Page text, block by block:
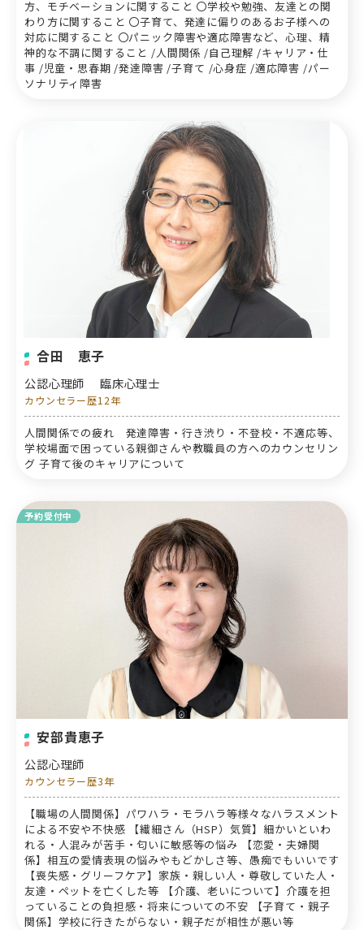
方、モチベーションに関すること 〇学校や勉強、友達との関
わり方に関すること 〇子育て、発達に偏りのあるお子様への
対応に関すること 〇パニック障害や適応障害など、心理、精
神的な不調に関すること /人間関係 /自己理解 /キャリア・仕
事 /児童・思春期 /発達障害 /子育て /心身症 /適応障害 /パー
ソナリティ障害
合田 恵子
公認心理師 臨床心理士
カウンセラー歴12年
人間関係での疲れ 発達障害・行き渋り・不登校・不適応等、
学校場面で困っている親御さんや教職員の方へのカウンセリン
グ 子育て後のキャリアについて
予約受付中
安部貴恵子
公認心理師
カウンセラー歴3年
【職場の人間関係】パワハラ・モラハラ等様々なハラスメント
による不安や不快感 【繊細さん（HSP）気質】細かいといわ
れる・人混みが苦手・匂いに敏感等の悩み 【恋愛・夫婦関
係】相互の愛情表現の悩みやもどかしさ等、愚痴でもいいです
【喪失感・グリーフケア】家族・親しい人・尊敬していた人・
友達・ペットを亡くした等 【介護、老いについて】介護を担
っていることの負担感・将来についての不安 【子育て・親子
関係】学校に行きたがらない・親子だが相性が悪い等